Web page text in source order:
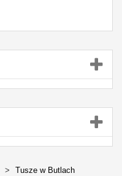
Tusze w Butlach